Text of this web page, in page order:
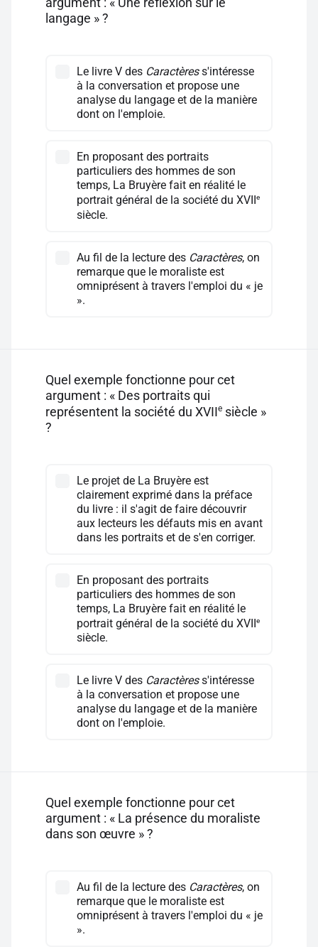
langage » ?
Le livre V des Caractèress'intéresse
à la conversation et propose une
analyse du langage et de la manière
dont on l'emploie.
En proposant des portraits
particuliers des hommes de son
temps, La Bruyère fait en réalité le
portrait général de la société du XVII
e
siècle.
Au fil de la lecture des Caractères, on
remarque que le moraliste est
omniprésent à travers l'emploi du « je
».
Quel exemple fonctionne pour cet
argument : « Des portraits qui
représentent la société du XVIIe siècle »
?
Le projet de La Bruyère est
clairement exprimé dans la préface
du livre : il s'agit de faire découvrir
aux lecteurs les défauts mis en avant
dans les portraits et de s'en corriger.
En proposant des portraits
particuliers des hommes de son
temps, La Bruyère fait en réalité le
portrait général de la société du XVIIe
siècle.
Le livre V des Caractèress'intéresse
à la conversation et propose une
analyse du langage et de la manière
dont on l'emploie.
Quel exemple fonctionne pour cet
argument : « La présence du moraliste
dans son œuvre » ?
Au fil de la lecture des Caractères, on
remarque que le moraliste est
omniprésent à travers l'emploi du « je
».